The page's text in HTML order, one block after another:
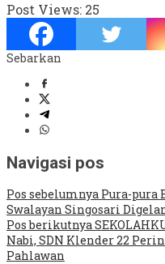
Post Views: 25
Sebarkan
Navigasi pos
Pos sebelumnya Pura-pura
Swalayan Singosari
Pos berikutnya
Nabi, SDN Klender 22
Pahlawan